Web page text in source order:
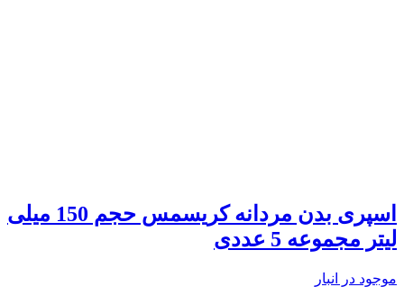
اسپری بدن مردانه کریسمس حجم 150 میلی
لیتر مجموعه 5 عددی
موجود در انبار